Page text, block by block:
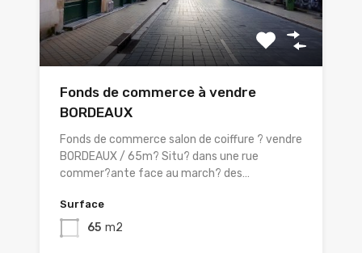
Fonds de commerce à vendre
BORDEAUX
Fonds de commerce salon de coiffure ? vendre
BORDEAUX / 65m? Situ? dans une rue
commer?ante face au march? des…
Surface
65 m2